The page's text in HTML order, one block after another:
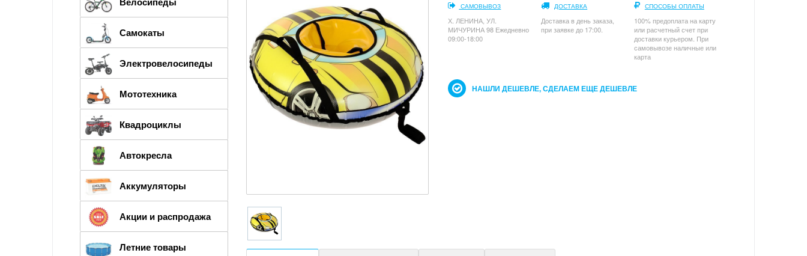
САМОВЫВОЗ
Х. ЛЕНИНА, УЛ.
МИЧУРИНА 98 Ежедневно
09:00-18:00
ДОСТАВКА
Доставка в день заказа,
при заявке до 17:00.
СПОСОБЫ ОПЛАТЫ
100% предоплата на карту
или расчетный счет при
доставки курьером. При
самовывозе наличные или
карта
НАШЛИ ДЕШЕВЛЕ, СДЕЛАЕМ ЕЩЕ ДЕШЕВЛЕ
Самокаты
Электровелосипеды
Мототехника
Квадроциклы
Автокресла
Аккумуляторы
Акции и распродажа
Летние товары